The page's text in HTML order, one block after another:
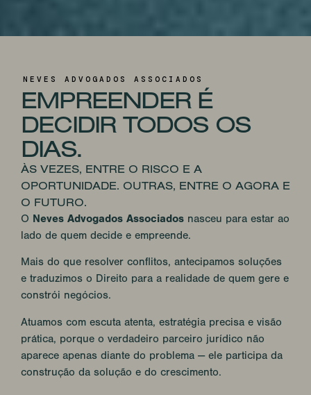
NEVES ADVOGADOS ASSOCIADOS
EMPREENDER É
DECIDIR TODOS OS
DIAS.
ÀS VEZES, ENTRE O RISCO E A
OPORTUNIDADE. OUTRAS, ENTRE O AGORA E
O FUTURO.
O Neves Advogados Associados nasceu para estar ao
lado de quem decide e empreende.
Mais do que resolver conflitos, antecipamos soluções
e traduzimos o Direito para a realidade de quem gere e
constrói negócios.
Atuamos com escuta atenta, estratégia precisa e visão
prática, porque o verdadeiro parceiro jurídico não
aparece apenas diante do problema — ele participa da
construção da solução e do crescimento.